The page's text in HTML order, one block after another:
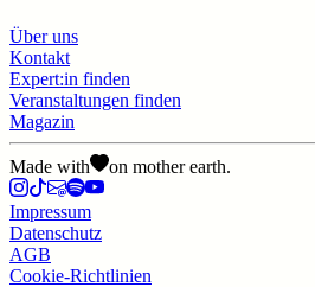
Über uns
Kontakt
Expert:in finden
Veranstaltungen finden
Magazin
Made with on mother earth.
Impressum
Datenschutz
AGB
Cookie-Richtlinien